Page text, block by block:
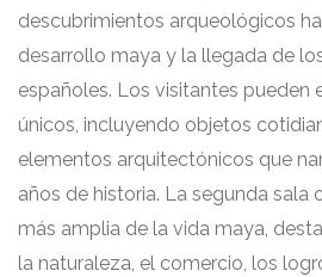
descubrimientos arqueológicos
desarrollo maya y la llegada de
españoles. Los visitantes pueden
únicos, incluyendo objetos
elementos arquitectónicos que
años de historia. La segunda sala
más amplia de la vida maya,
la naturaleza, el comercio, los